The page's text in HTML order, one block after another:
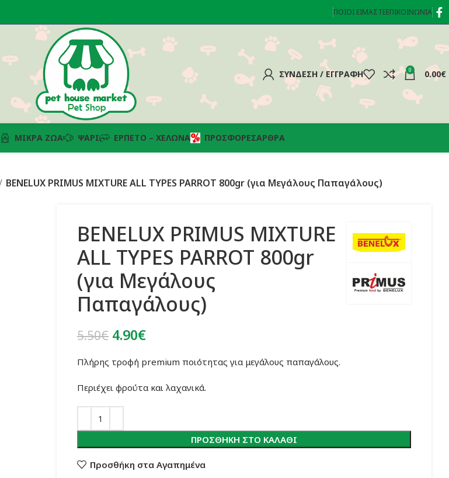
ΠΟΙΟΊ ΕΊΜΑΣΤΕΕΠΙΚΟΙΝΩΝΊΑ
ΣΎΝΔΕΣΗ / ΕΓΓΡΑΦΉ 0 0.00€
ΜΙΚΡΆ ΖΏΑ ΨΆΡΙ ΕΡΠΕΤΌ – ΧΕΛΏΝΑ ΠΡΟΣΦΟΡΈΣΆΡΘΡΑ
BENELUX PRIMUS MIXTURE ALL TYPES PARROT 800gr (για Μεγάλους Παπαγάλους)
BENELUX PRIMUS MIXTURE
ALL TYPES PARROT 800gr
(για Μεγάλους
Παπαγάλους)
5.50€ Original
was:
5.50€.
4.90€Η
τιμή
είναι:
4.90€.
Πλήρης τροφή premium ποιότητας για μεγάλους παπαγάλους.
Περιέχει φρούτα και λαχανικά.
ΠΡΟΣΘΉΚΗ ΣΤΟ ΚΑΛΆΘΙ
Προσθήκη στα Αγαπημένα